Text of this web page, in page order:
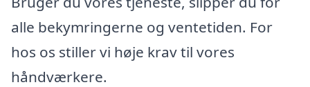
alle bekymringerne og ventetiden. For
hos os stiller vi høje krav til vores
håndværkere.